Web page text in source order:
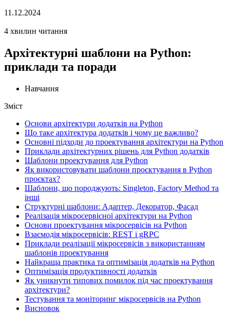
11.12.2024
4 хвилин читання
Архітектурні шаблони на Python:
приклади та поради
Навчання
Зміст
Основи архітектури додатків на Python
Що таке архітектура додатків і чому це важливо?
Основні підходи до проектування архітектури на Python
Приклади архітектурних рішень для Python додатків
Шаблони проектування для Python
Як використовувати шаблони проєктування в Python
проєктах?
Шаблони, що породжують: Singleton, Factory Method та
інші
Структурні шаблони: Адаптер, Декоратор, Фасад
Реалізація мікросервісної архітектури на Python
Основи проектування мікросервісів на Python
Взаємодія мікросервісів: REST і gRPC
Приклади реалізації мікросервісів з використанням
шаблонів проектування
Найкраща практика та оптимізація додатків на Python
Оптимізація продуктивності додатків
Як уникнути типових помилок під час проектування
архітектури?
Тестування та моніторинг мікросервісів на Python
Висновок